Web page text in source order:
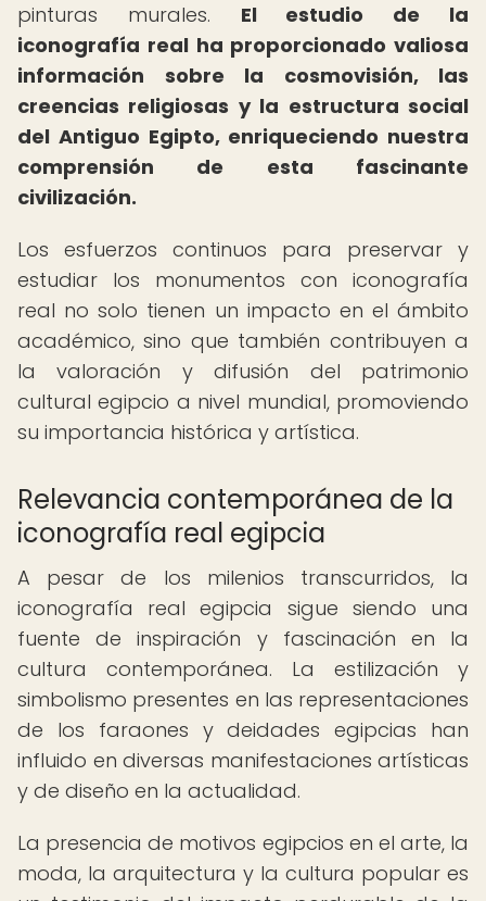
pinturas murales. El estudio de la
iconografía real ha proporcionado valiosa
información sobre la cosmovisión, las
creencias religiosas y la estructura social
del Antiguo Egipto, enriqueciendo nuestra
comprensión de esta fascinante
civilización.
Los esfuerzos continuos para preservar y
estudiar los monumentos con iconografía
real no solo tienen un impacto en el ámbito
académico, sino que también contribuyen a
la valoración y difusión del patrimonio
cultural egipcio a nivel mundial, promoviendo
su importancia histórica y artística.
Relevancia contemporánea de la
iconografía real egipcia
A pesar de los milenios transcurridos, la
iconografía real egipcia sigue siendo una
fuente de inspiración y fascinación en la
cultura contemporánea. La estilización y
simbolismo presentes en las representaciones
de los faraones y deidades egipcias han
influido en diversas manifestaciones artísticas
y de diseño en la actualidad.
La presencia de motivos egipcios en el arte, la
moda, la arquitectura y la cultura popular es